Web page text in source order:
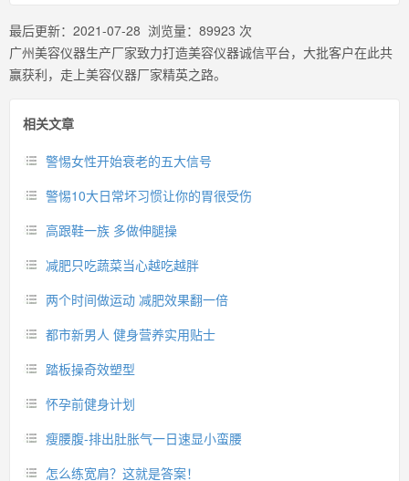
最后更新： 2021-07-28 浏览量： 89923 次
广州美容仪器生产厂家致力打造美容仪器诚信平台，大批客户在此共
赢获利，走上美容仪器厂家精英之路。
相关文章
警惕女性开始衰老的五大信号
警惕10大日常坏习惯让你的胃很受伤
高跟鞋一族 多做伸腿操
减肥只吃蔬菜当心越吃越胖
两个时间做运动 减肥效果翻一倍
都市新男人 健身营养实用贴士
踏板操奇效塑型
怀孕前健身计划
瘦腰腹-排出肚胀气一日速显小蛮腰
怎么练宽肩？这就是答案！